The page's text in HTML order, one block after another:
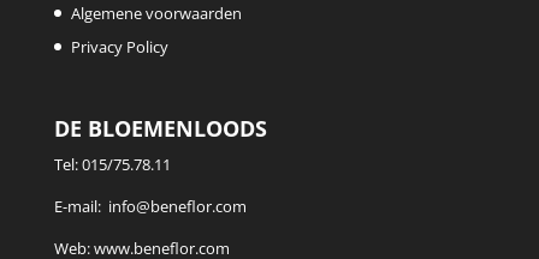
Algemene voorwaarden
Privacy Policy
DE BLOEMENLOODS
Tel:015/75.78.11
E-mail: info@beneflor.com
Web:www.beneflor.com